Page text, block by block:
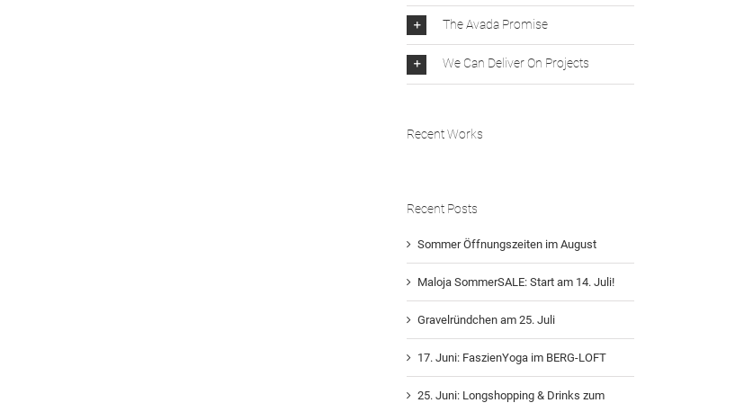
The Avada Promise
We Can Deliver On Projects
Recent Works
Recent Posts
Sommer Öffnungszeiten im August
Maloja SommerSALE: Start am 14. Juli!
Gravelründchen am 25. Juli
17. Juni: FaszienYoga im BERG-LOFT
25. Juni: Longshopping & Drinks zum